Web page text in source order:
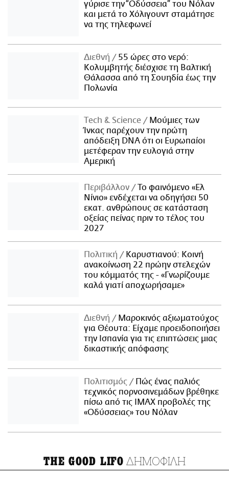
γύρισε την “Οδύσσεια” του Νόλαν
και μετά το Χόλιγουντ σταμάτησε
να της τηλεφωνεί
Διεθνή
55 ώρες στο νερό:
Κολυμβητής διέσχισε τη Βαλτική
Θάλασσα από τη Σουηδία έως την
Πολωνία
Τech & Science
Μούμιες των
Ίνκας παρέχουν την πρώτη
απόδειξη DNA ότι οι Ευρωπαίοι
μετέφεραν την ευλογιά στην
Αμερική
Περιβάλλον
Το φαινόμενο «Ελ
Νίνιο» ενδέχεται να οδηγήσει 50
εκατ. ανθρώπους σε κατάσταση
οξείας πείνας πριν το τέλος του
2027
Πολιτική
Καρυστιανού: Κοινή
ανακοίνωση 22 πρώην στελεχών
του κόμματός της - «Γνωρίζουμε
καλά γιατί αποχωρήσαμε»
Διεθνή
Μαροκινός αξιωματούχος
για Θέουτα: Είχαμε προειδοποιήσει
την Ισπανία για τις επιπτώσεις μιας
δικαστικής απόφασης
Πολιτισμός
Πώς ένας παλιός
τεχνικός πορνοσινεμάδων βρέθηκε
πίσω από τις IMAX προβολές της
«Οδύσσειας» του Νόλαν
THE GOOD LIFO ΔΗΜΟΦΙΛΗ